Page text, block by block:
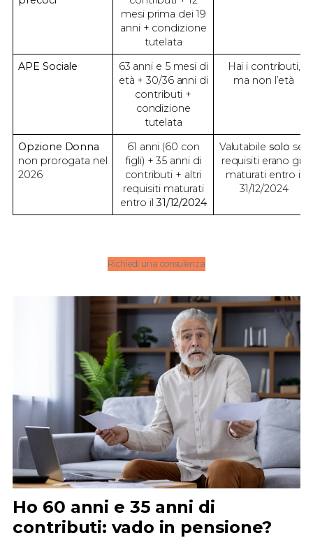
mesi prima dei 19
anni + condizione
tutelata
APE Sociale
63 anni e 5 mesi di
età + 30/36 anni di
contributi +
condizione
tutelata
Hai i contributi,
ma non l’età
Opzione Donna
non prorogata nel
2026
61 anni (60 con
figli) + 35 anni di
contributi + altri
requisiti maturati
entro il31/12/2024
Valutabile solo se i
requisiti erano già
maturati entro il
31/12/2024
Richiedi una consulenza
Ho 60 anni e 35 anni di
contributi: vado in pensione?